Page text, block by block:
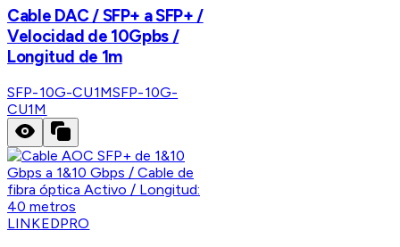
Cable DAC / SFP+ a SFP+ /
Velocidad de 10Gpbs /
Longitud de 1m
SFP-10G-CU1MSFP-10G-
CU1M
LINKEDPRO